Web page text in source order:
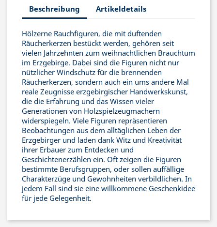
Beschreibung Artikeldetails
Hölzerne Rauchfiguren, die mit duftenden
Räucherkerzen bestückt werden, gehören seit
vielen Jahrzehnten zum weihnachtlichen Brauchtum
im Erzgebirge. Dabei sind die Figuren nicht nur
nützlicher Windschutz für die brennenden
Räucherkerzen, sondern auch ein ums andere Mal
reale Zeugnisse erzgebirgischer Handwerkskunst,
die die Erfahrung und das Wissen vieler
Generationen von Holzspielzeugmachern
widerspiegeln. Viele Figuren repräsentieren
Beobachtungen aus dem alltäglichen Leben der
Erzgebirger und laden dank Witz und Kreativität
ihrer Erbauer zum Entdecken und
Geschichtenerzählen ein. Oft zeigen die Figuren
bestimmte Berufsgruppen, oder sollen auffällige
Charakterzüge und Gewohnheiten verbildlichen. In
jedem Fall sind sie eine willkommene Geschenkidee
für jede Gelegenheit.